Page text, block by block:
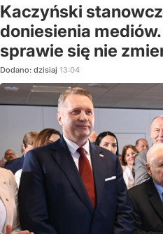
Kaczyński
doniesienia
sprawie się nie
Dodano: dzisiaj 13:04